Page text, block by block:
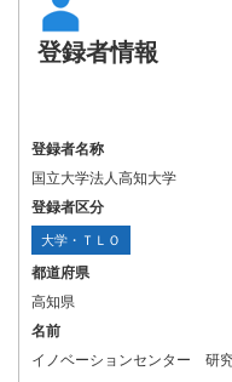
登録者情報
登録者名称
国立大学法人高知大学
登録者区分
大学・ＴＬＯ
都道府県
高知県
名前
イノベーションセンター 研